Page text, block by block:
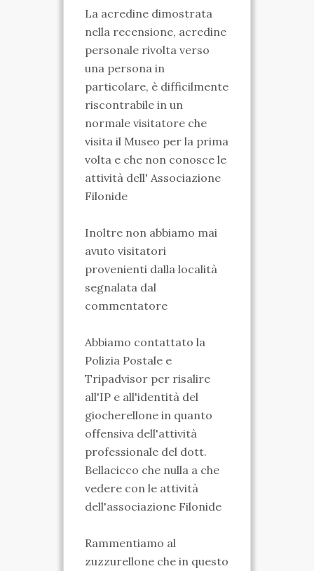
La acredine dimostrata
nella recensione, acredine
personale rivolta verso
una persona in
particolare, è difficilmente
riscontrabile in un
normale visitatore che
visita il Museo per la prima
volta e che non conosce le
attività dell' Associazione
Filonide
Inoltre non abbiamo mai
avuto visitatori
provenienti dalla località
segnalata dal
commentatore
Abbiamo contattato la
Polizia Postale e
Tripadvisor per risalire
all'IP e all'identità del
giocherellone in quanto
offensiva dell'attività
professionale del dott.
Bellacicco che nulla a che
vedere con le attività
dell'associazione Filonide
Rammentiamo al
zuzzurellone che in questo